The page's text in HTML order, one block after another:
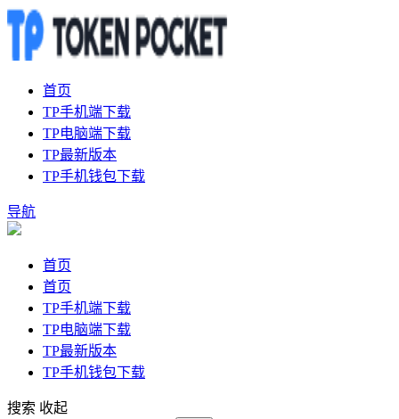
首页
TP手机端下载
TP电脑端下载
TP最新版本
TP手机钱包下载
导航
首页
首页
TP手机端下载
TP电脑端下载
TP最新版本
TP手机钱包下载
搜索 收起